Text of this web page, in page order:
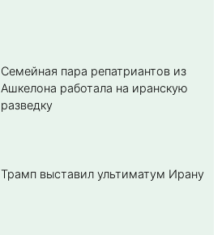
Семейная пара репатриантов из
Ашкелона работала на иранскую
разведку
Трамп выставил ультиматум Ирану